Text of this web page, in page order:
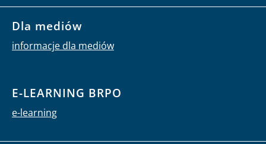
Dla mediów
informacje dla mediów
E-LEARNING BRPO
e-learning